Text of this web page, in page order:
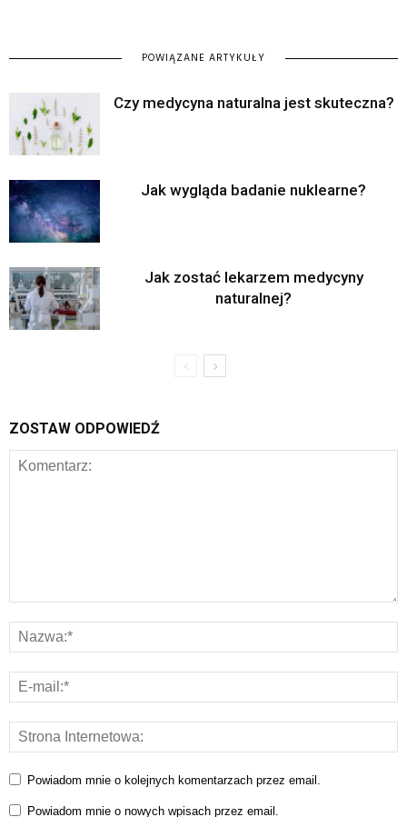
POWIĄZANE ARTYKUŁY
Czy medycyna naturalna jest skuteczna?
Jak wygląda badanie nuklearne?
Jak zostać lekarzem medycyny
naturalnej?
ZOSTAW ODPOWIEDŹ
Powiadom mnie o kolejnych komentarzach przez email.
Powiadom mnie o nowych wpisach przez email.